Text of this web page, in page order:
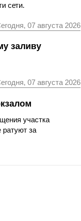
сети.
07 августа 2026
заливу
07 августа 2026
участка
за